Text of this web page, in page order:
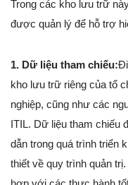
Trong các kho lưu trữ
được quản lý để hỗ trợ
1. Dữ liệu tham chiếu:
kho lưu trữ riêng của tổ
nghiệp, cũng như các
ITIL. Dữ liệu tham chiếu
dẫn trong quá trình triển
thiết về quy trình quản